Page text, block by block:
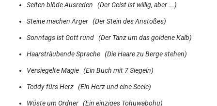
Selten blöde Ausreden (Der Geist ist willig, aber ...)
Steine machen Ärger (Der Stein des Anstoßes)
Sonntags ist Gott rund (Der Tanz um das goldene Kalb)
Haarsträubende Sprache (Die Haare zu Berge stehen)
Versiegelte Magie (Ein Buch mit 7 Siegeln)
Teddy fürs Herz (Ein Herz und eine Seele)
Wüste um Ordner (Ein einziges Tohuwabohu)